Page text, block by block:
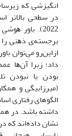
اﻧﮕﯿﺰﺷﯽ ﮐﻪ
در ﺳﻄﺤﯽ ﺑﺎﻻﺗﺮ
2022). ﺑﺎور
ﺑﺮﺟﺴﺘﻪی ذﻫﻨﯽ را
ازاﯾﻦرو ﻣﯽﺗﻮان
داد؛ زﯾﺮا آنﻫﺎ
ﺑﻮدن ﯾﺎ ﻧﺒﻮدن
الگوهای رفتاری
نشان داده‌اند که